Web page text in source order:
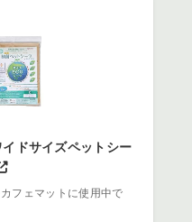
イドサイズペットシー
フェマットに使用中で